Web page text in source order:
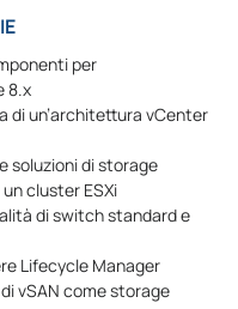
per
8.x
di un’architettura vCenter
soluzioni di storage
cluster ESXi
di switch standard e
Lifecycle Manager
vSAN come storage